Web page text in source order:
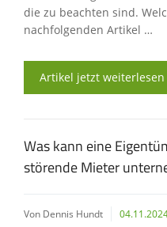
die zu beachten sind.
nachfolgenden Artikel …
Artikel jetzt weiterlesen
Was kann eine
störende Mieter
Von Dennis Hundt